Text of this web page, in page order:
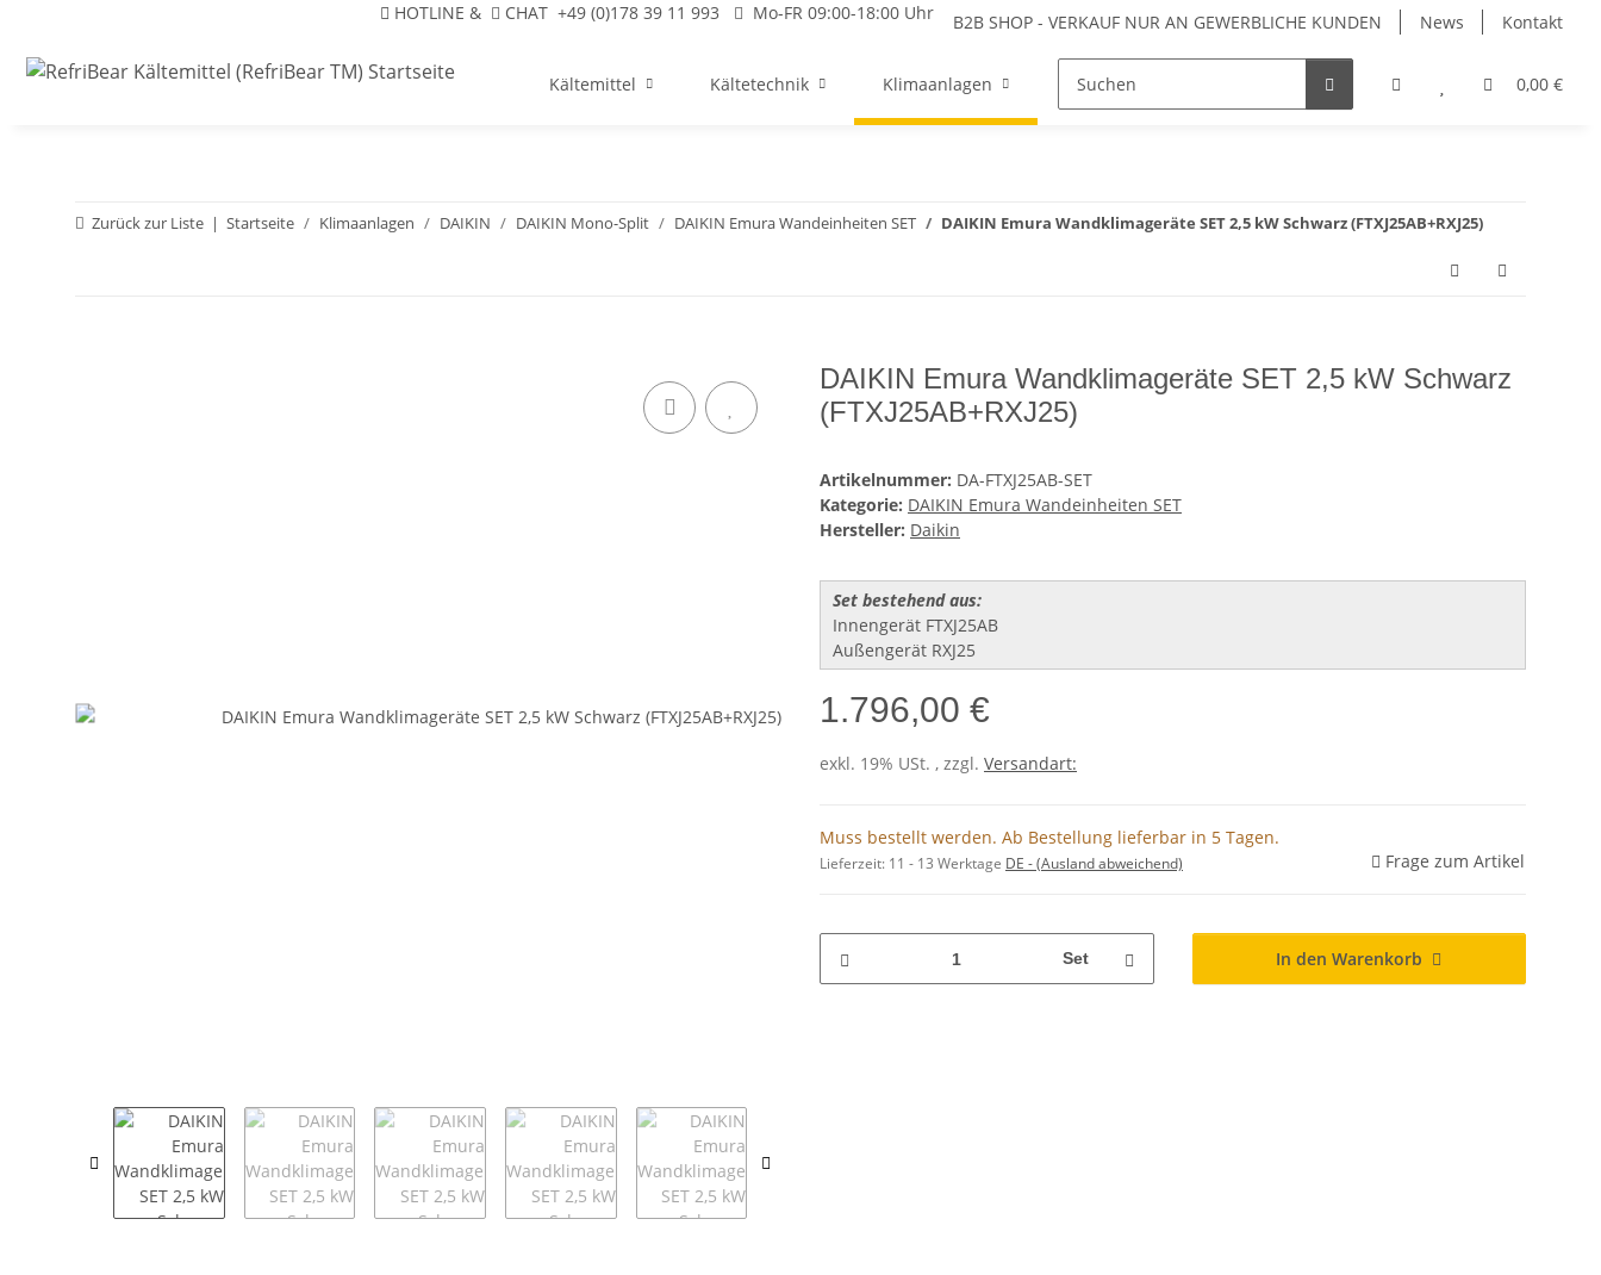
B2B SHOP - VERKAUF NUR AN GEWERBLICHE KUNDEN News Kontakt
HOTLINE & CHAT +49 (0)178 39 11 993 Mo-FR 09:00-18:00 Uhr
0,00 €
Kältemittel Kältetechnik Klimaanlagen Luftreiniger Wärmepumpen Zubehör
Zurück zur Liste Startseite Klimaanlagen DAIKIN DAIKIN Mono-Split DAIKIN Emura Wandeinheiten SET DAIKIN Emura Wandklimageräte SET 2,5 kW Schwarz (FTXJ25AB+RXJ25)
DAIKIN Emura Wandklimageräte SET 2,5 kW Schwarz
(FTXJ25AB+RXJ25)
Artikelnummer: DA-FTXJ25AB-SET
Kategorie: DAIKIN Emura Wandeinheiten SET
Hersteller: Daikin
Set bestehend aus:
Innengerät FTXJ25AB
Außengerät RXJ25
1.796,00 €
exkl. 19% USt. , zzgl. Versandart:
Muss bestellt werden. Ab Bestellung lieferbar in 5 Tagen.
Lieferzeit: 11 - 13 Werktage DE - (Ausland abweichend) Frage zum Artikel
Set In den Warenkorb